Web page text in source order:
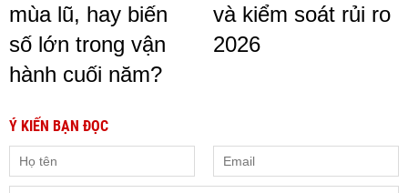
mùa lũ, hay biến
số lớn trong vận
hành cuối năm?
và kiểm soát rủi ro
2026
Ý KIẾN BẠN ĐỌC